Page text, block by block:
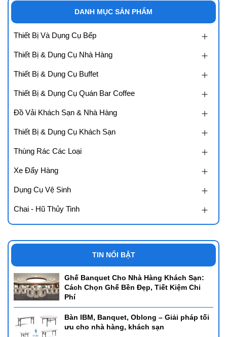
DANH MỤC SẢN PHẨM
Thiết Bị Và Dụng Cụ Bếp
Thiết Bị & Dụng Cụ Nhà Hàng
Thiết Bị & Dụng Cụ Buffet
Thiết Bị & Dụng Cụ Quán Bar Coffee
Đồ Vải Khách Sạn & Nhà Hàng
Thiết Bị & Dụng Cụ Khách Sạn
Thùng Rác Các Loại
Xe Đẩy Hàng
Dụng Cụ Vệ Sinh
Chai - Hũ Thủy Tinh
TIN NỔI BẬT
Ghế Banquet Cho Nhà Hàng Khách Sạn:
Cách Chọn Ghế Bền Đẹp, Tiết Kiệm Chi
Phí
Bàn IBM, Banquet, Oblong – Giải pháp tối
ưu cho nhà hàng, khách sạn